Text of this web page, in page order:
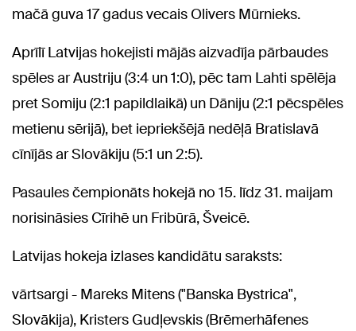
mačā guva 17 gadus vecais Olivers Mūrnieks.
Aprīlī Latvijas hokejisti mājās aizvadīja pārbaudes
spēles ar Austriju (3:4 un 1:0), pēc tam Lahti spēlēja
pret Somiju (2:1 papildlaikā) un Dāniju (2:1 pēcspēles
metienu sērijā), bet iepriekšējā nedēļā Bratislavā
cīnījās ar Slovākiju (5:1 un 2:5).
Pasaules čempionāts hokejā no 15. līdz 31. maijam
norisināsies Cīrihē un Fribūrā, Šveicē.
Latvijas hokeja izlases kandidātu saraksts:
vārtsargi - Mareks Mitens ("Banska Bystrica",
Slovākija), Kristers Gudļevskis (Brēmerhāfenes